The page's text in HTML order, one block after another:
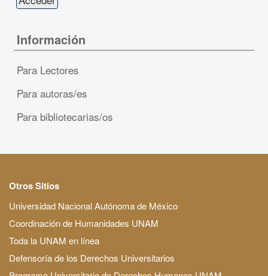
Información
Para Lectores
Para autoras/es
Para bibliotecarias/os
Otros Sitios
Universidad Nacional Autónoma de México
Coordinación de Humanidades UNAM
Toda la UNAM en línea
Defensoría de los Derechos Universitarios